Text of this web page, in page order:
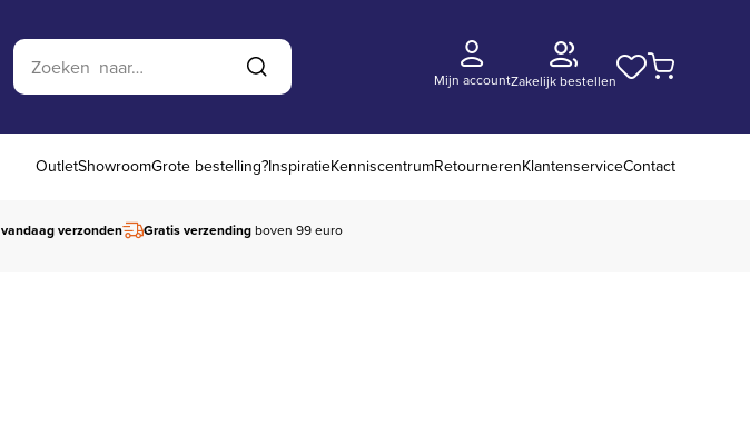
Zoek op website
Zoeken
Mijn accountZakelijk bestellen
OutletShowroomGrote bestelling?InspiratieKenniscentrumRetournerenKlantenserviceContact
vandaag verzonden Gratis verzendingboven 99 euro